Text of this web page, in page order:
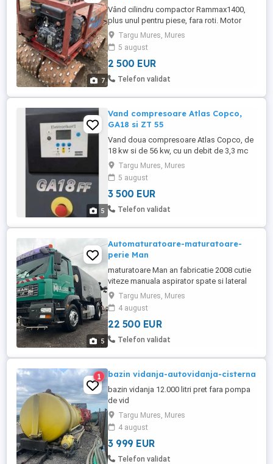
7
Vând cilindru compactor Rammax1400,
plus unul pentru piese, fara roti. Motor
Diesel, pornire la manivela. Greutate 1360
kg. Neutilizat in țară.
Targu Mures, Mures
5 august
2 500 EUR
Telefon validat
5
Vand compresoare Atlas Copco,
GA18 si ZT 55
Vand doua compresoare Atlas Copco, de
18 kw si de 56 kw, cu un debit de 3,3 mc
min la 14 bari si 9 mc min la 8 bari. Pret
3500 eu buc, sau 5000 ambele.
Targu Mures, Mures
5 august
3 500 EUR
Telefon validat
5
Automaturatoare-maturatoare-
perie Man
maturatoare Man an fabricatie 2008 cutie
viteze manuala aspirator spate si lateral
perie mijloc si lateral bazin basculabil in
stare buna de functionare
Targu Mures, Mures
4 august
22 500 EUR
Telefon validat
1 bazin vidanja-autovidanja-cisterna
bazin vidanja 12.000 litri pret fara pompa
de vid
Targu Mures, Mures
4 august
3 999 EUR
Telefon validat